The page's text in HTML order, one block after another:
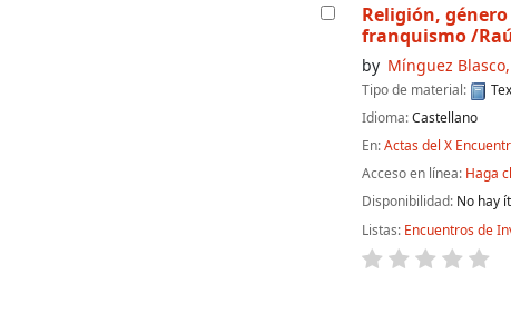
Religión,
franquismo/
by Mínguez
Tipo de material:
Idioma:Castellano
En:Actas del X
Acceso en línea: Haga
Disponibilidad: No hay
Listas: Encuentros de